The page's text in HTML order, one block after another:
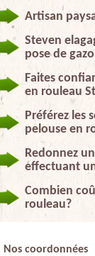
Artisan
Steven
pose de
Faites
en rouleau
Préférez les
pelouse en
Redonnez
effectuant
Combien
rouleau?
Nos coordonnées